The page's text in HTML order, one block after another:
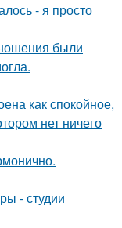
- я просто
были
как спокойное,
нет ничего
- студии